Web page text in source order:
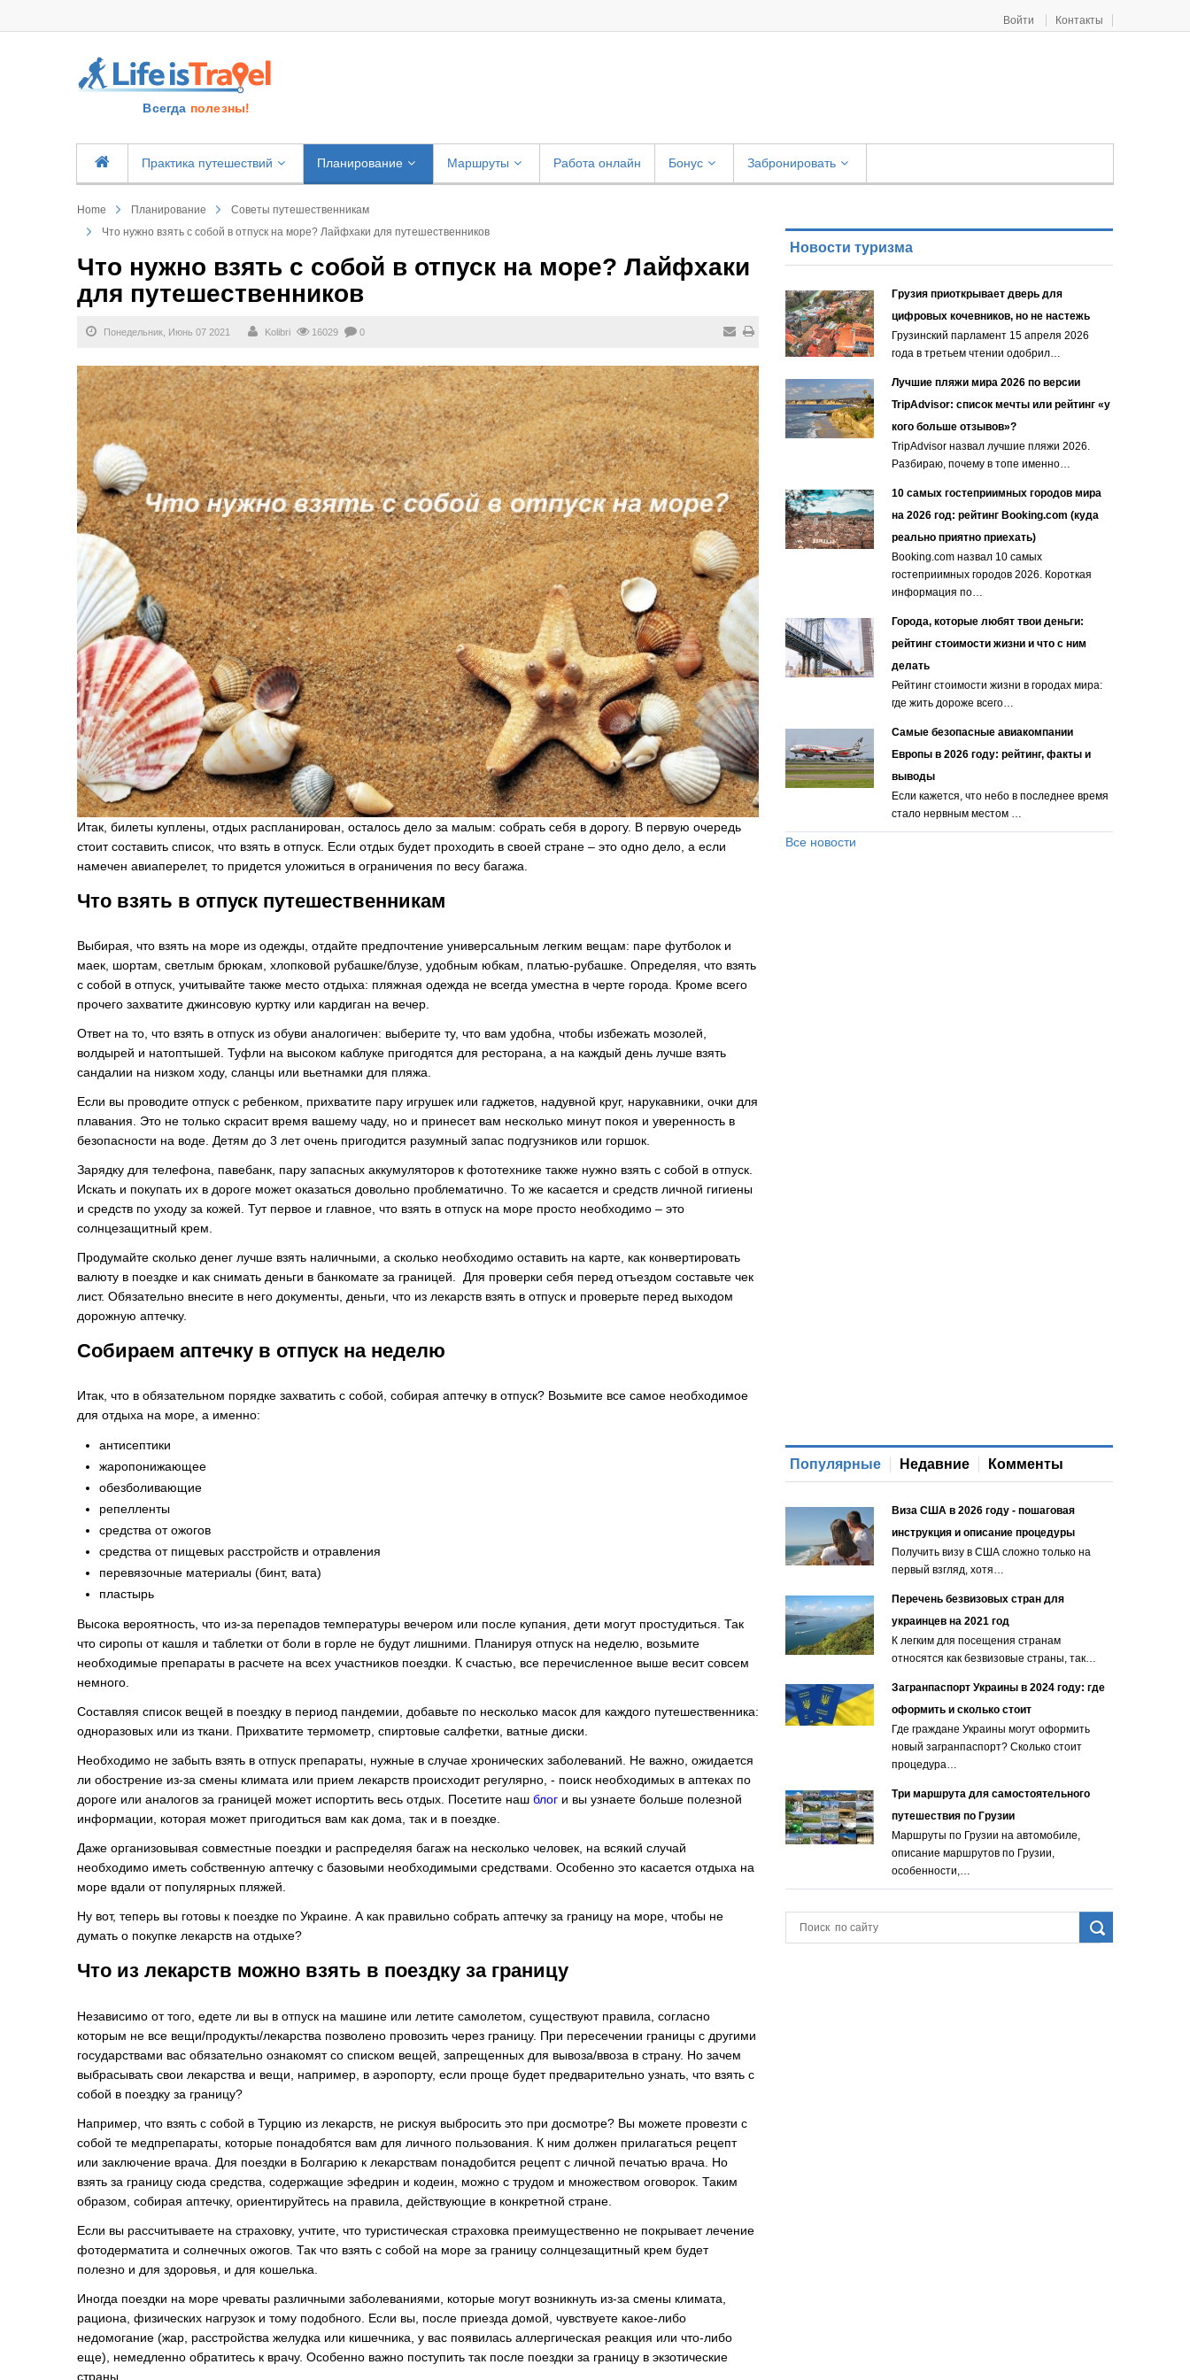
Войти Контакты
Всегда полезны!
Практика путешествий Планирование Маршруты Работа онлайн Бонус Забронировать
Home Планирование
Советы путешественникам
Что нужно взять с собой в отпуск на море? Лайфхаки для путешественников
Что нужно взять с собой в отпуск на море? Лайфхаки
для путешественников
Понедельник, Июнь 07 2021 Kolibri 16029 0
Итак, билеты куплены, отдых распланирован, осталоcь дело за малым: собрать себя в дорогу. В первую очередь
стоит составить список, что взять в отпуск. Если отдых будет проходить в своей стране – это одно дело, а если
намечен авиаперелет, то придется уложиться в ограничения по весу багажа.
Что взять в отпуск путешественникам
Выбирая, что взять на море из одежды, отдайте предпочтение универсальным легким вещам: паре футболок и
маек, шортам, светлым брюкам, хлопковой рубашке/блузе, удобным юбкам, платью-рубашке. Определяя, что взять
с собой в отпуск, учитывайте также место отдыха: пляжная одежда не всегда уместна в черте города. Кроме всего
прочего захватите джинсовую куртку или кардиган на вечер.
Ответ на то, что взять в отпуск из обуви аналогичен: выберите ту, что вам удобна, чтобы избежать мозолей,
волдырей и натоптышей. Туфли на высоком каблуке пригодятся для ресторана, а на каждый день лучше взять
сандалии на низком ходу, сланцы или вьетнамки для пляжа.
Если вы проводите отпуск с ребенком, прихватите пару игрушек или гаджетов, надувной круг, нарукавники, очки для
плавания. Это не только скрасит время вашему чаду, но и принесет вам несколько минут покоя и уверенность в
безопасности на воде. Детям до 3 лет очень пригодится разумный запас подгузников или горшок.
Зарядку для телефона, павебанк, пару запасных аккумуляторов к фототехнике также нужно взять с собой в отпуск.
Искать и покупать их в дороге может оказаться довольно проблематично. То же касается и средств личной гигиены
и средств по уходу за кожей. Тут первое и главное, что взять в отпуск на море просто необходимо – это
солнцезащитный крем.
Продумайте сколько денег лучше взять наличными, а сколько необходимо оставить на карте, как конвертировать
валюту в поездке и как снимать деньги в банкомате за границей. Для проверки себя перед отъездом составьте чек
лист. Обязательно внесите в него документы, деньги, что из лекарств взять в отпуск и проверьте перед выходом
дорожную аптечку.
Собираем аптечку в отпуск на неделю
Итак, что в обязательном порядке захватить с собой, собирая аптечку в отпуск? Возьмите все самое необходимое
для отдыха на море, а именно:
антисептики
жаропонижающее
обезболивающие
репелленты
средства от ожогов
средства от пищевых расстройств и отравления
перевязочные материалы (бинт, вата)
пластырь
Высока вероятность, что из-за перепадов температуры вечером или после купания, дети могут простудиться. Так
что сиропы от кашля и таблетки от боли в горле не будут лишними. Планируя отпуск на неделю, возьмите
необходимые препараты в расчете на всех участников поездки. К счастью, все перечисленное выше весит совсем
немного.
Составляя список вещей в поездку в период пандемии, добавьте по несколько масок для каждого путешественника:
одноразовых или из ткани. Прихватите термометр, спиртовые салфетки, ватные диски.
Необходимо не забыть взять в отпуск препараты, нужные в случае хронических заболеваний. Не важно, ожидается
ли обострение из-за смены климата или прием лекарств происходит регулярно, - поиск необходимых в аптеках по
дороге или аналогов за границей может испортить весь отдых. Посетите наш блог и вы узнаете больше полезной
информации, которая может пригодиться вам как дома, так и в поездке.
Даже организовывая совместные поездки и распределяя багаж на несколько человек, на всякий случай
необходимо иметь собственную аптечку с базовыми необходимыми средствами. Особенно это касается отдыха на
море вдали от популярных пляжей.
Ну вот, теперь вы готовы к поездке по Украине. А как правильно собрать аптечку за границу на море, чтобы не
думать о покупке лекарств на отдыхе?
Что из лекарств можно взять в поездку за границу
Независимо от того, едете ли вы в отпуск на машине или летите самолетом, существуют правила, согласно
которым не все вещи/продукты/лекарства позволено провозить через границу. При пересечении границы с другими
государствами вас обязательно ознакомят со списком вещей, запрещенных для вывоза/ввоза в страну. Но зачем
выбрасывать свои лекарства и вещи, например, в аэропорту, если проще будет предварительно узнать, что взять с
собой в поездку за границу?
Например, что взять с собой в Турцию из лекарств, не рискуя выбросить это при досмотре? Вы можете провезти с
собой те медпрепараты, которые понадобятся вам для личного пользования. К ним должен прилагаться рецепт
или заключение врача. Для поездки в Болгарию к лекарствам понадобится рецепт с личной печатью врача. Но
взять за границу сюда средства, содержащие эфедрин и кодеин, можно с трудом и множеством оговорок. Таким
образом, собирая аптечку, ориентируйтесь на правила, действующие в конкретной стране.
Если вы рассчитываете на страховку, учтите, что туристическая страховка преимущественно не покрывает лечение
фотодерматита и солнечных ожогов. Так что взять с собой на море за границу солнцезащитный крем будет
полезно и для здоровья, и для кошелька.
Иногда поездки на море чреваты различными заболеваниями, которые могут возникнуть из-за смены климата,
рациона, физических нагрузок и тому подобного. Если вы, после приезда домой, чувствуете какое-либо
недомогание (жар, расстройства желудка или кишечника, у вас появилась аллергическая реакция или что-либо
еще), немедленно обратитесь к врачу. Особенно важно поступить так после поездки за границу в экзотические
страны.
Новости туризма
Грузия приоткрывает дверь для
цифровых кочевников, но не настежь
Грузинский парламент 15 апреля 2026
года в третьем чтении одобрил…
Лучшие пляжи мира 2026 по версии
TripAdvisor: список мечты или рейтинг «у
кого больше отзывов»?
TripAdvisor назвал лучшие пляжи 2026.
Разбираю, почему в топе именно…
10 самых гостеприимных городов мира
на 2026 год: рейтинг Booking.com (куда
реально приятно приехать)
Booking.com назвал 10 самых
гостеприимных городов 2026. Короткая
информация по…
Города, которые любят твои деньги:
рейтинг стоимости жизни и что с ним
делать
Рейтинг стоимости жизни в городах мира:
где жить дороже всего…
Самые безопасные авиакомпании
Европы в 2026 году: рейтинг, факты и
выводы
Если кажется, что небо в последнее время
стало нервным местом …
Все новости
Популярные Недавние Комменты
Виза США в 2026 году - пошаговая
инструкция и описание процедуры
Получить визу в США сложно только на
первый взгляд, хотя…
Перечень безвизовых стран для
украинцев на 2021 год
К легким для посещения странам
относятся как безвизовые страны, так…
Загранпаспорт Украины в 2024 году: где
оформить и сколько стоит
Где граждане Украины могут оформить
новый загранпаспорт? Сколько стоит
процедура…
Три маршрута для самостоятельного
путешествия по Грузии
Маршруты по Грузии на автомобиле,
описание маршрутов по Грузии,
особенности,…